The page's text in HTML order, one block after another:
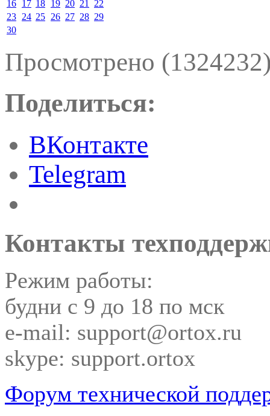
16 17 18 19 20 21
22
23 24 25 26 27 28 29
30
Просмотрено
Поделиться:
ВКонтакте
Telegram
Контакты
Режим работы:
будни с 9 до 18 по мск
e-mail: support@ortox.ru
skype: support.ortox
Форум технической